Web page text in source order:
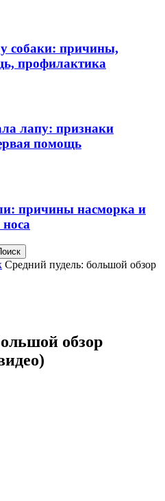
собаки: причины,
профилактика
лапу: признаки
помощь
причины насморка и
Средний пудель: большой обзор
обзор